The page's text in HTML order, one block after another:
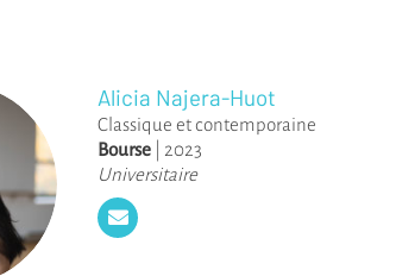
Alicia Najera-Huot
Classique et contemporaine
Bourse
2023
Universitaire